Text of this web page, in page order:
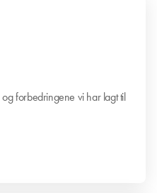
forbedringene vi har lagt til